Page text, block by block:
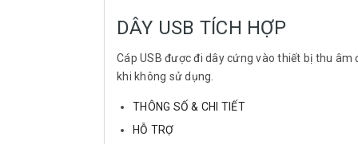
DÂY USB TÍCH HỢP
Cáp USB được đi dây cứng vào thiết bị thu
khi không sử dụng.
THÔNG SỐ & CHI TIẾT
HỖ TRỢ